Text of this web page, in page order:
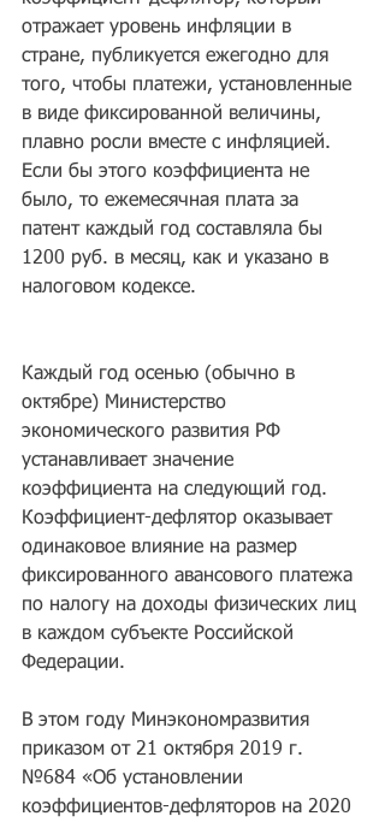
отражает уровень инфляции в
стране, публикуется ежегодно для
того, чтобы платежи, установленные
в виде фиксированной величины,
плавно росли вместе с инфляцией.
Если бы этого коэффициента не
было, то ежемесячная плата за
патент каждый год составляла бы
1200 руб. в месяц, как и указано в
налоговом кодексе.
Каждый год осенью (обычно в
октябре) Министерство
экономического развития РФ
устанавливает значение
коэффициента на следующий год.
Коэффициент-дефлятор оказывает
одинаковое влияние на размер
фиксированного авансового платежа
по налогу на доходы физических лиц
в каждом субъекте Российской
Федерации.
В этом году Минэкономразвития
приказом от 21 октября 2019 г.
№684 «Об установлении
коэффициентов-дефляторов на 2020